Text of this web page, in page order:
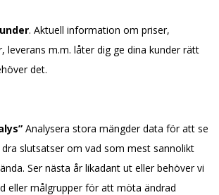
. Aktuell information om priser,
leverans m.m. låter dig ge dina kunder rätt
det.
Analysera stora mängder data för att se
slutsatser om vad som mest sannolikt
Ser nästa år likadant ut eller behöver vi
eller målgrupper för att möta ändrad